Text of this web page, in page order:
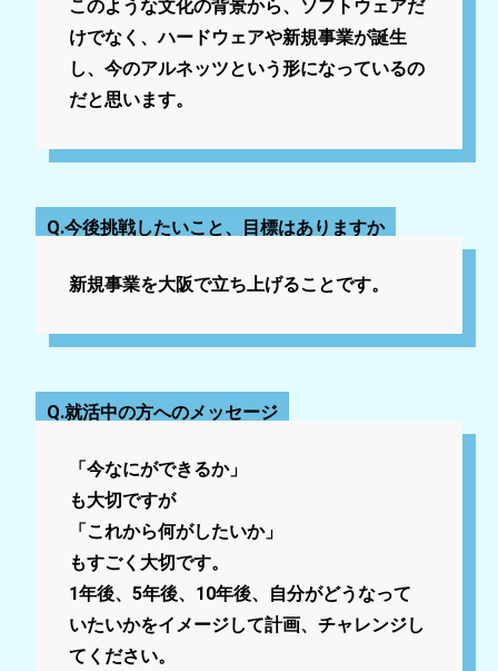
このような文化の背景から、ソフトウェアだ
けでなく、ハードウェアや新規事業が誕生
し、今のアルネッツという形になっているの
だと思います。
Q.今後挑戦したいこと、目標はありますか
新規事業を大阪で立ち上げることです。
Q.就活中の方へのメッセージ
「今なにができるか」
も大切ですが
「これから何がしたいか」
もすごく大切です。
1年後、5年後、10年後、自分がどうなって
いたいかをイメージして計画、チャレンジし
てください。